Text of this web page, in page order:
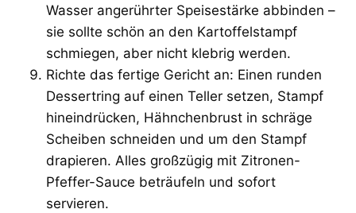
Wasser angerührter Speisestärke abbinden –
sie sollte schön an den Kartoffelstampf
schmiegen, aber nicht klebrig werden.
Richte das fertige Gericht an: Einen runden
Dessertring auf einen Teller setzen, Stampf
hineindrücken, Hähnchenbrust in schräge
Scheiben schneiden und um den Stampf
drapieren. Alles großzügig mit Zitronen-
Pfeffer-Sauce beträufeln und sofort
servieren.